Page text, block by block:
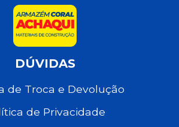
DÚVIDAS
de Troca e Devolução
de Privacidade